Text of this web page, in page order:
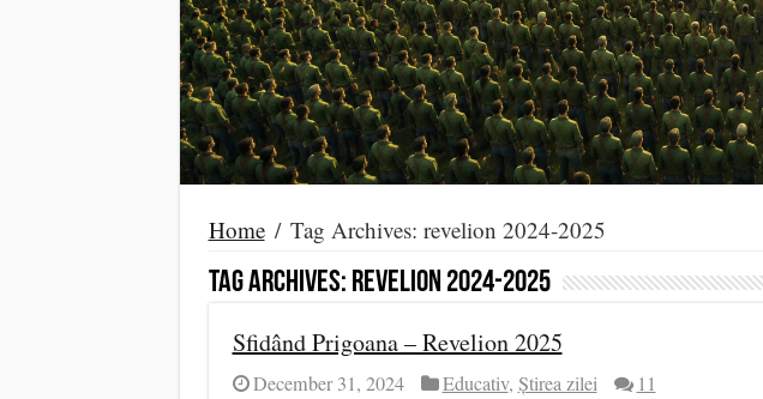
Home / Tag Archives: revelion 2024-2025
Tag Archives: revelion 2024-2025
Sfidând Prigoana – Revelion 2025
December 31, 2024 Educativ, Știrea zilei 11